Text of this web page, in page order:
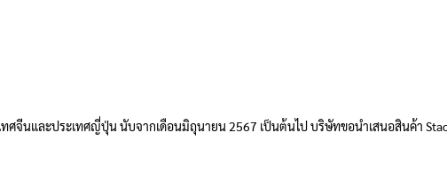
ละประเทศญี่ปุ่น นับจากเดือนมิถุนายน 2567 เป็นต้นไป บริษัทขอนำเสนอสินค้า